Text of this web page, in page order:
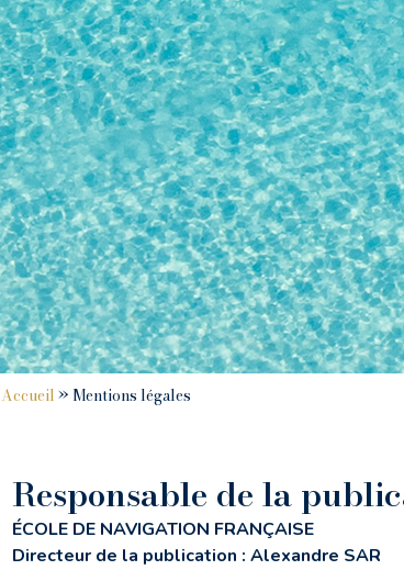
Accueil » Mentions légales
Responsable de la
ÉCOLE DE NAVIGATION FRANÇAISE
Directeur de la publication : Alexandre SAR